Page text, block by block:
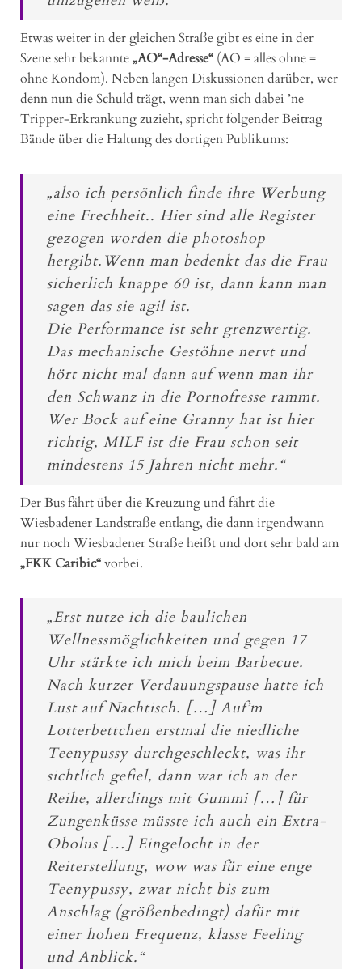
Etwas weiter in der gleichen Straße gibt es eine in der
Szene sehr bekannte„AO“-Adresse“ (AO = alles ohne =
ohne Kondom). Neben langen Diskussionen darüber, wer
denn nun die Schuld trägt, wenn man sich dabei ’ne
Tripper-Erkrankung zuzieht, spricht folgender Beitrag
Bände über die Haltung des dortigen Publikums:
„also ich persönlich finde ihre Werbung
eine Frechheit.. Hier sind alle Register
gezogen worden die photoshop
hergibt.Wenn man bedenkt das die Frau
sicherlich knappe 60 ist, dann kann man
sagen das sie agil ist.
Die Performance ist sehr grenzwertig.
Das mechanische Gestöhne nervt und
hört nicht mal dann auf wenn man ihr
den Schwanz in die Pornofresse rammt.
Wer Bock auf eine Granny hat ist hier
richtig, MILF ist die Frau schon seit
mindestens 15 Jahren nicht mehr.“
Der Bus fährt über die Kreuzung und fährt die
Wiesbadener Landstraße entlang, die dann irgendwann
nur noch Wiesbadener Straße heißt und dort sehr bald am
„FKK Caribic“vorbei.
„Erst nutze ich die baulichen
Wellnessmöglichkeiten und gegen 17
Uhr stärkte ich mich beim Barbecue.
Nach kurzer Verdauungspause hatte ich
Lust auf Nachtisch. […] Auf’m
Lotterbettchen erstmal die niedliche
Teenypussy durchgeschleckt, was ihr
sichtlich gefiel, dann war ich an der
Reihe, allerdings mit Gummi […] für
Zungenküsse müsste ich auch ein Extra-
Obolus […] Eingelocht in der
Reiterstellung, wow was für eine enge
Teenypussy, zwar nicht bis zum
Anschlag (größenbedingt) dafür mit
einer hohen Frequenz, klasse Feeling
und Anblick.“